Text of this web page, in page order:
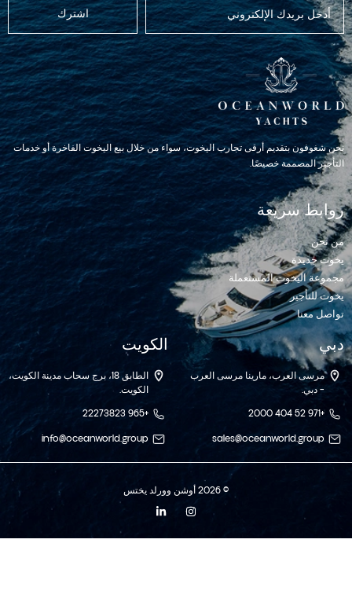
اشترك
نحن شغوفون بتقديم أرقى تجارب اليخوت، سواء من خلال بيع اليخوت الفاخرة أو خدمات
التأجير المصممة خصيصًا.
روابط سريعة
من نحن
يخوت جديدة
مجموعة اليخوت المستعملة
يخوت للتأجير
تواصل معنا
دبي
مرسى العرب، مارينا مرسى العرب
– دبي.
+971 52 404 2000
sales@oceanworld.group
الكويت
الطابق 18، برج سحاب
مدينة الكويت،
الكويت.
+965 22273823
info@oceanworld.group
© 2026 أوشن وورلد يختس